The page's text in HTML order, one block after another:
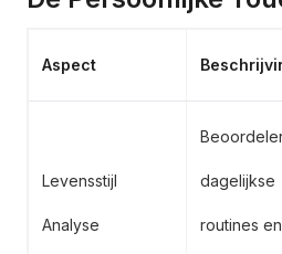
Aspect
Levensstijl
Analyse
dagelijkse
routines en